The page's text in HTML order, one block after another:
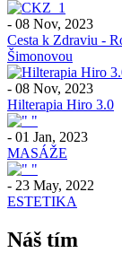
- 08 Nov, 2023
Cesta k Zdraviu -
Šimonovou
- 08 Nov, 2023
Hilterapia Hiro 3.0
- 01 Jan, 2023
MASÁŽE
- 23 May, 2022
ESTETIKA
Náš tím